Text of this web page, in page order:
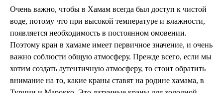
Очень важно, чтобы в Хамам всегда был доступ к чистой
воде, потому что при высокой температуре и влажности,
появляется необходимость в постоянном омовении.
Поэтому кран в хамаме имеет первичное значение, и очень
важно соблюсти общую атмосферу. Прежде всего, если мы
хотим создать аутентичную атмосферу, то стоит обратить
внимание на то, какие краны ставят на родине хамама, в